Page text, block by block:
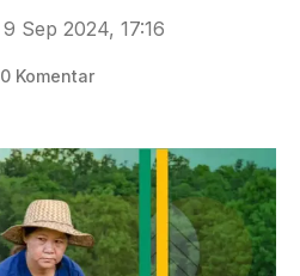
9 Sep 2024, 17:16
0Komentar